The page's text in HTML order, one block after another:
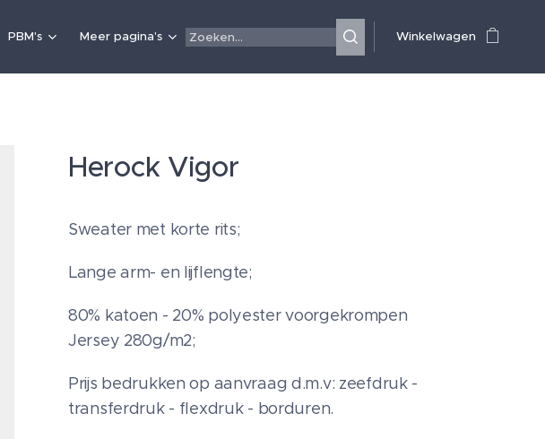
PBM's Meer pagina's Winkelwagen
Herock Vigor
Sweater met korte rits;
Lange arm- en lijflengte;
80% katoen - 20% polyester voorgekrompen
Jersey 280g/m2;
Prijs bedrukken op aanvraag d.m.v: zeefdruk -
transferdruk - flexdruk - borduren.